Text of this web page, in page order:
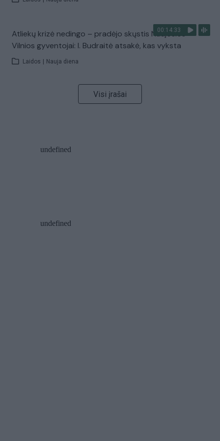
00:14:33
Atliekų krizė nedingo – pradėjo skųstis Naujosios
Vilnios gyventojai: I. Budraitė atsakė, kas vyksta
Laidos Nauja diena
Visi įrašai